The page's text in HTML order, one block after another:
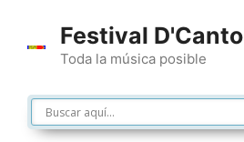
contenido
Festival D'Canto
Toda la música posible